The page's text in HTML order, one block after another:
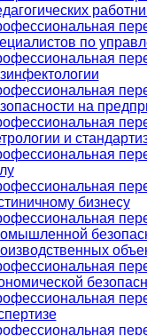
по
на
и
бизнесу